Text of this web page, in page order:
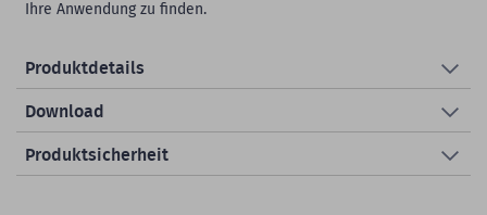
Ihre Anwendung zu finden.
Produktdetails
Download
Produktsicherheit